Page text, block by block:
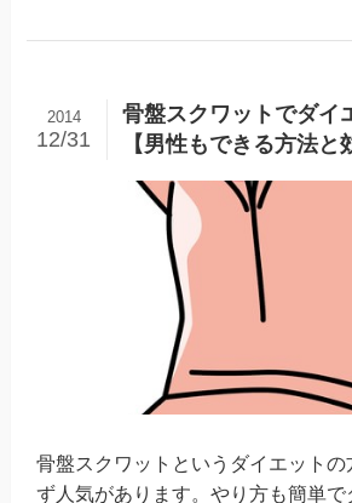
骨盤スクワットでダイ
【男性もできる方法と
2014
12/31
骨盤スクワットというダイエット
ず人気があります。やり方も簡単で